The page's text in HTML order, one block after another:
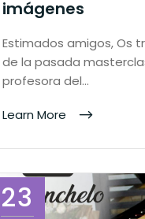
imágenes
Estimados amigos, Os
de la pasada
profesora del…
Learn More
23